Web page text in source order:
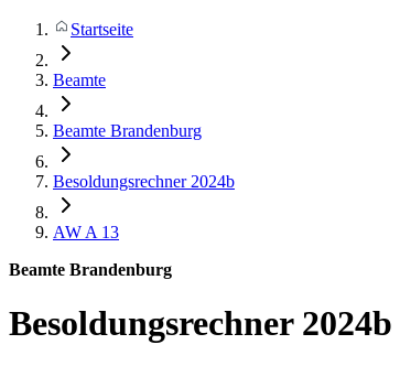
Startseite
Beamte
Beamte Brandenburg
Besoldungsrechner 2024b
AW A 13
Beamte Brandenburg
Besoldungsrechner 2024b